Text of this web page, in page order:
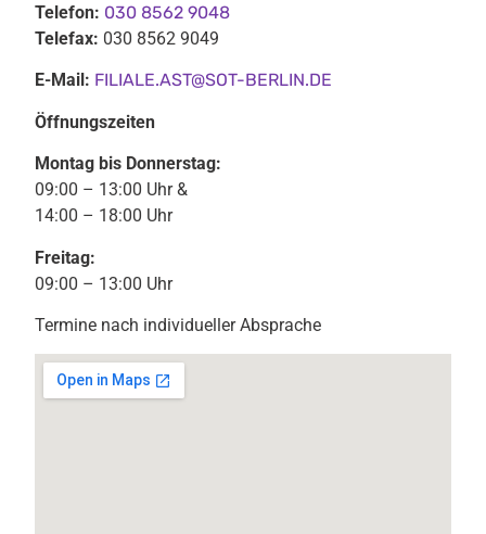
Telefon: 030 8562 9048
Telefax: 030 8562 9049
E-Mail: FILIALE.AST@SOT-BERLIN.DE
Öffnungszeiten
Montag bis Donnerstag:
09:00 – 13:00 Uhr &
14:00 – 18:00 Uhr
Freitag:
09:00 – 13:00 Uhr
Termine nach individueller Absprache